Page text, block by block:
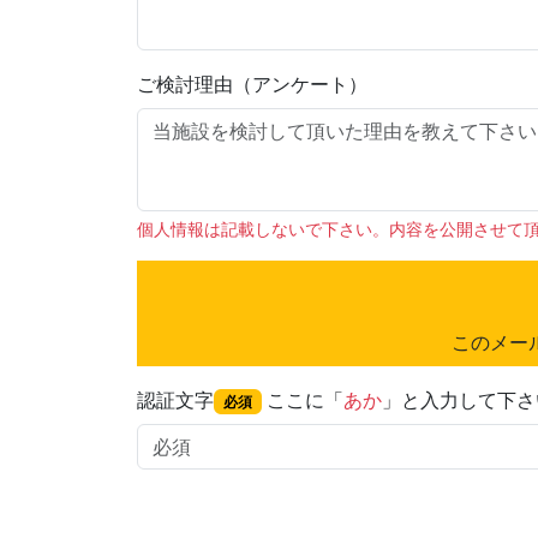
ご検討理由（アンケート）
個人情報は記載しないで下さい。内容を公開させて
このメー
認証文字 必須 ここに「あか」と入力して下